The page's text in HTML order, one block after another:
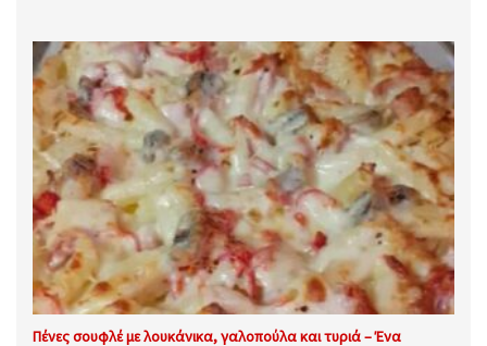
Πένες σουφλέ με λουκάνικα, γαλοπούλα και τυριά – Ένα